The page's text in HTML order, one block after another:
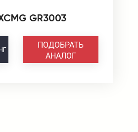
GR3003
ПОДОБРАТЬ
АНАЛОГ